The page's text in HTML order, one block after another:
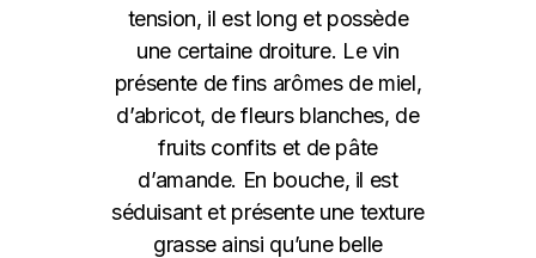
tension, il est long et possède
une certaine droiture. Le vin
présente de fins arômes de miel,
d’abricot, de fleurs blanches, de
fruits confits et de pâte
d’amande. En bouche, il est
séduisant et présente une texture
grasse ainsi qu’une belle